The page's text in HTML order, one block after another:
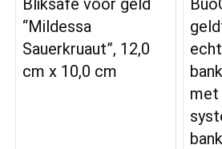
Bliksafe voor geld
“Mildessa
Sauerkruaut”, 12,0
cm x 10,0 cm
met